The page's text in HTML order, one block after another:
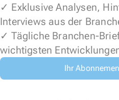
✓ Exklusive Analysen,
Interviews aus der
✓ Tägliche Branchen-
wichtigsten
Ihr